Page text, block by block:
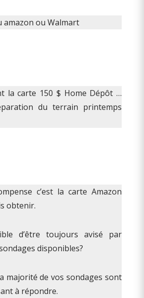
amazon ou Walmart
la carte 150 $ Home Dépôt …
du terrain printemps
c’est la carte Amazon
obtenir.
d’être toujours avisé par
disponibles?
majorité de vos sondages sont
à répondre.